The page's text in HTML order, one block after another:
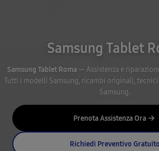
Samsung Tablet
Samsung Tablet Roma — Assistenza e
Tutti i modelli Samsung, ricambi originali,
Samsung.
Prenota Assistenza Ora
Richiedi Preventivo Gratuito